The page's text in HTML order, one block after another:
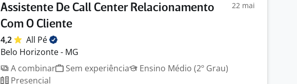
Assistente De Call Center Relacionamento
Com O Cliente
22 mai
4,2 All Pé
Belo Horizonte - MG
A combinar
Sem experiência
Ensino Médio (2º Grau)
Presencial